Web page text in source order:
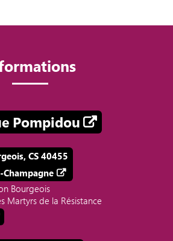
Pompidou
CS 40455
Bourgeois
Martyrs de la Résistance